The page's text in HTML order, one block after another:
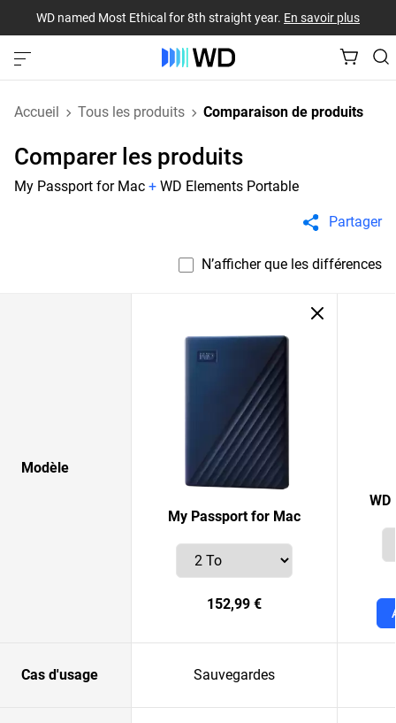
WD named Most Ethical for 8th straight year. En savoir plus
Accueil Tous les produits Comparaison de produits
Comparer les produits
My Passport for Mac + WD Elements Portable
Partager
N’afficher que les différences
Modèle
My Passport for Mac
152,99 €
WD
Cas d'usage Sauvegardes